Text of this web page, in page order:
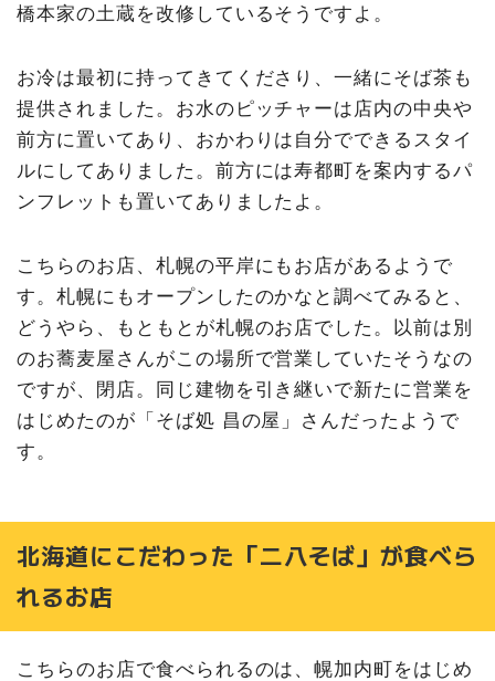
橋本家の土蔵を改修しているそうですよ。
お冷は最初に持ってきてくださり、一緒にそば茶も
提供されました。お水のピッチャーは店内の中央や
前方に置いてあり、おかわりは自分でできるスタイ
ルにしてありました。前方には寿都町を案内するパ
ンフレットも置いてありましたよ。
こちらのお店、札幌の平岸にもお店があるようで
す。札幌にもオープンしたのかなと調べてみると、
どうやら、もともとが札幌のお店でした。以前は別
のお蕎麦屋さんがこの場所で営業していたそうなの
ですが、閉店。同じ建物を引き継いで新たに営業を
はじめたのが「そば処 昌の屋」さんだったようで
す。
北海道にこだわった「二八そば」が食べら
れるお店
こちらのお店で食べられるのは、幌加内町をはじめ